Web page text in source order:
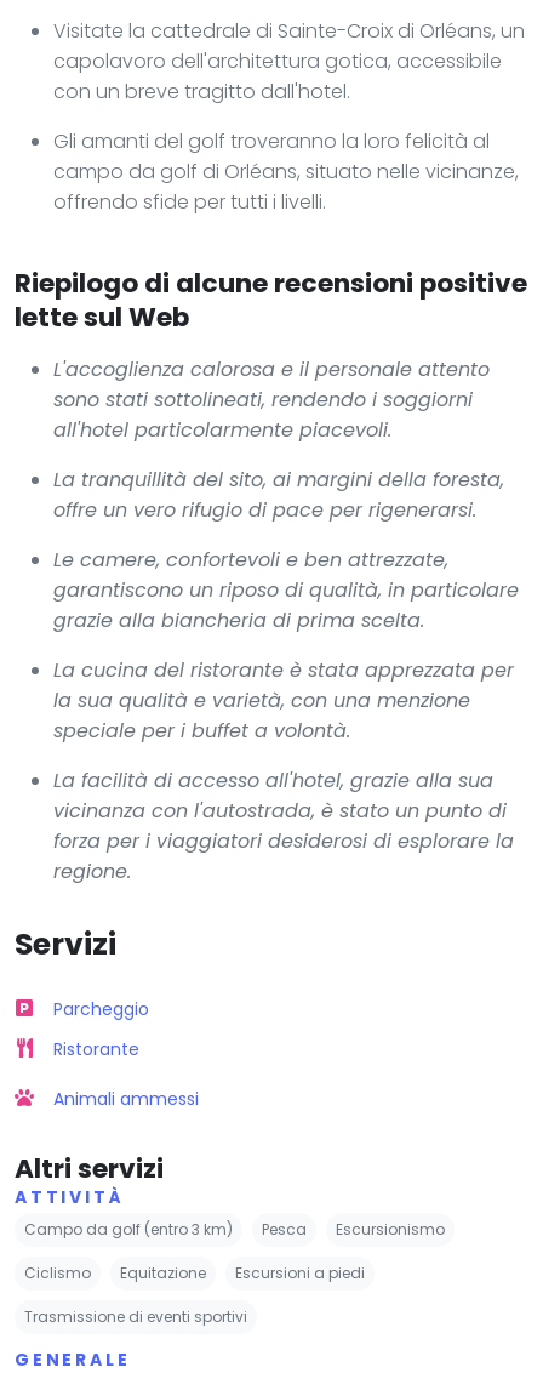
Visitate la cattedrale di Sainte-Croix di Orléans, un
capolavoro dell'architettura gotica, accessibile
con un breve tragitto dall'hotel.
Gli amanti del golf troveranno la loro felicità al
campo da golf di Orléans, situato nelle vicinanze,
offrendo sfide per tutti i livelli.
Riepilogo di alcune recensioni positive
lette sul Web
L'accoglienza calorosa e il personale attento
sono stati sottolineati, rendendo i soggiorni
all'hotel particolarmente piacevoli.
La tranquillità del sito, ai margini della foresta,
offre un vero rifugio di pace per rigenerarsi.
Le camere, confortevoli e ben attrezzate,
garantiscono un riposo di qualità, in particolare
grazie alla biancheria di prima scelta.
La cucina del ristorante è stata apprezzata per
la sua qualità e varietà, con una menzione
speciale per i buffet a volontà.
La facilità di accesso all'hotel, grazie alla sua
vicinanza con l'autostrada, è stato un punto di
forza per i viaggiatori desiderosi di esplorare la
regione.
Servizi
Parcheggio
Ristorante
Animali ammessi
Altri servizi
ATTIVITÀ
Campo da golf (entro 3 km) Pesca Escursionismo
Ciclismo Equitazione Escursioni a piedi
Trasmissione di eventi sportivi
GENERALE